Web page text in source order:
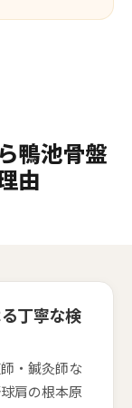
鴨池骨盤
由
丁寧な検
・鍼灸師な
肩の根本原